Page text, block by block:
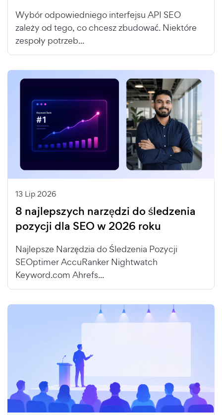
Wybór odpowiedniego interfejsu API SEO
zależy od tego, co chcesz zbudować. Niektóre
zespoły potrzeb...
13 Lip 2026
8 najlepszych narzędzi do śledzenia
pozycji dla SEO w 2026 roku
Najlepsze Narzędzia do Śledzenia Pozycji
SEOptimer AccuRanker Nightwatch
Keyword.com Ahrefs...